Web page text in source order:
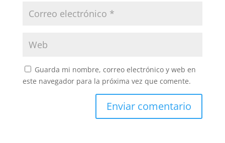
Guarda mi nombre, correo electrónico y web en
este navegador para la próxima vez que comente.